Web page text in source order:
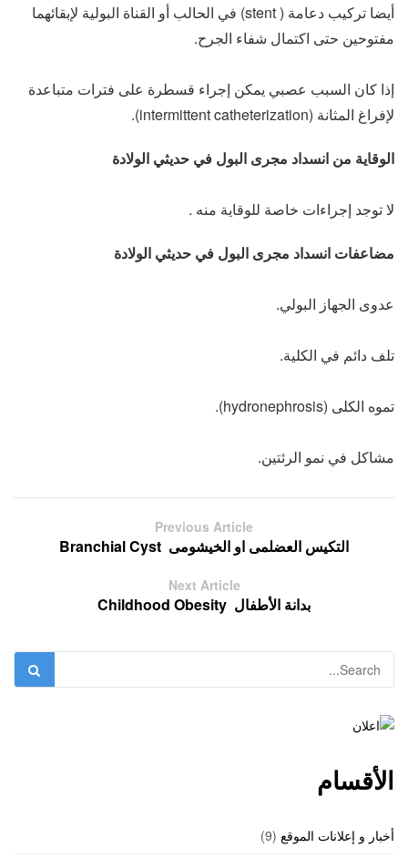
أيضا تركيب دعامة ( stent) في الحالب أو القناة البولية لإبقائهما
مفتوحين حتى اكتمال شفاء الجرح.
إذا كان السبب عصبي يمكن إجراء قسطرة على فترات متباعدة
لإفراغ المثانة (intermittent catheterization).
الوقاية من انسداد مجرى البول في حديثي الولادة
لا توجد إجراءات خاصة للوقاية منه .
مضاعفات انسداد مجرى البول في حديثي الولادة
عدوى الجهاز البولي.
تلف دائم في الكلية.
تموه الكلى (hydronephrosis).
مشاكل في نمو الرئتين.
Previous Article
التكيس العضلمى او الخيشومى ­ Branchial Cyst
Next Article
بدانة الأطفال ­ Childhood Obesity
الأقسام
أخبار و إعلانات الموقع (9)